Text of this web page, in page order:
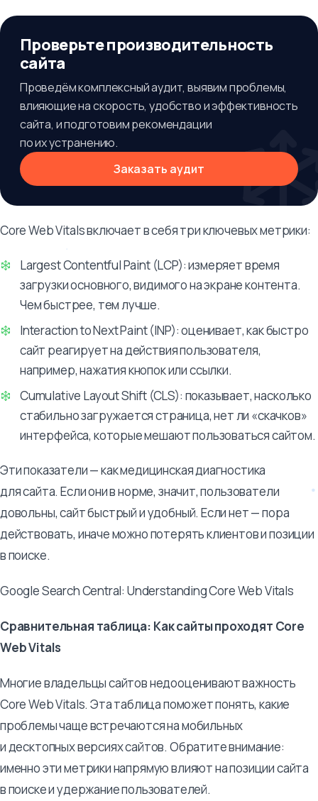
Проверьте производительность
сайта
Проведём комплексный аудит, выявим проблемы,
влияющие на скорость, удобство и эффективность
сайта, и подготовим рекомендации
по их устранению.
Заказать аудит
Core Web Vitals включает в себя три ключевых метрики:
Largest Contentful Paint (LCP): измеряет время
загрузки основного, видимого на экране контента.
Чем быстрее, тем лучше.
Interaction to Next Paint (INP): оценивает, как быстро
сайт реагирует на действия пользователя,
например, нажатия кнопок или ссылки.
Cumulative Layout Shift (CLS): показывает, насколько
стабильно загружается страница, нет ли «скачков»
интерфейса, которые мешают пользоваться сайтом.
Эти показатели — как медицинская диагностика
для сайта. Если они в норме, значит, пользователи
довольны, сайт быстрый и удобный. Если нет — пора
действовать, иначе можно потерять клиентов и позиции
в поиске.
Google Search Central: Understanding Core Web Vitals
Сравнительная таблица: Как сайты проходят Core
Web Vitals
Многие владельцы сайтов недооценивают важность
Core Web Vitals. Эта таблица поможет понять, какие
проблемы чаще встречаются на мобильных
и десктопных версиях сайтов. Обратите внимание:
именно эти метрики напрямую влияют на позиции сайта
в поиске и удержание пользователей.